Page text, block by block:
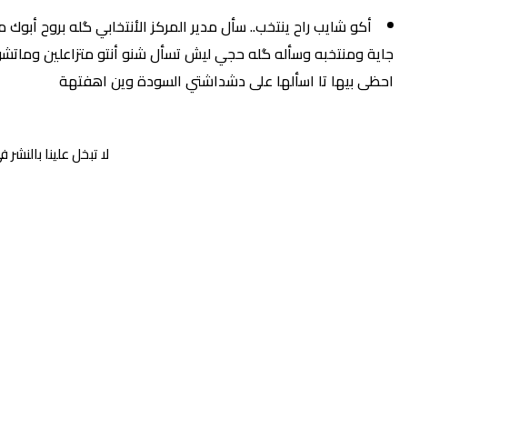
أكو شايب راح ينتخب.. سأل مدير المركز الأنتخابي گله بروح
احظى بيها تا اسألها على دشداشتي السودة وين اهفتهة
لا تبخل علينا